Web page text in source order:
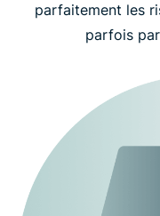
parfaitement les
parfois